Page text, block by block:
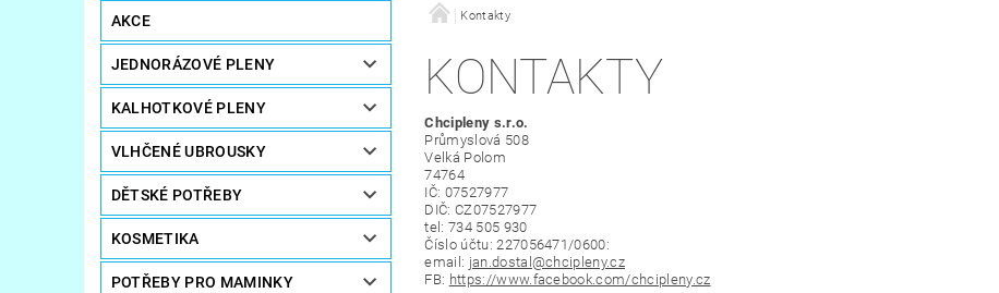
KOSMETIKA DĚTSKÁ VÝŽIVA
STERILIZÁTORY A OHŘÍVAČE DÁRKOVÉ POUKAZY AKUKU
AKCE
JEDNORÁZOVÉ PLENY
KALHOTKOVÉ PLENY
VLHČENÉ UBROUSKY
DĚTSKÉ POTŘEBY
KOSMETIKA
POTŘEBY PRO MAMINKY
Kontakty
KONTAKTY
Chcipleny s.r.o.
Průmyslová 508
Velká Polom
74764
IČ: 07527977
DIČ: CZ07527977
tel: 734 505 930
Číslo účtu: 227056471/0600:
email: jan.dostal@chcipleny.cz
FB: https://www.facebook.com/chcipleny.cz